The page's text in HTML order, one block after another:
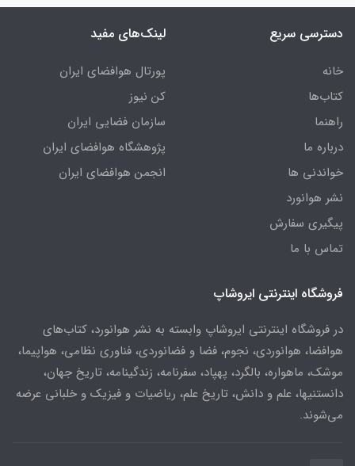
دسترسی سریع
خانه
کتاب‌ها
راهنما
درباره ما
خواندنی ها
نشر هوانورد
پیگیری سفارش
تماس با ما
لینک‌های مفید
پورتال هوافضای ایران
کن نیوز
سازمان فضایی ایران
پژوهشگاه هوافضای ایران
انجمن هوافضای ایران
فروشگاه اینترنتی ایروشاپ
در فروشگاه اینترنتی ایروشاپ وابسته به نشر هوانورد، کتاب‌های
هوافضا، هوانوردی، نجوم، فضا و فضانوردی، فناوری نظامی، هواپیما،
موشک، ماهواره، بالگرد، پهپاد، سفرنامه، زندگینامه، تاریخ جهان،
دانستنیها، علم و دانش، تاریخ علم، ریاضیات و فیزیک و خلبانی عرضه
می‌شوند.